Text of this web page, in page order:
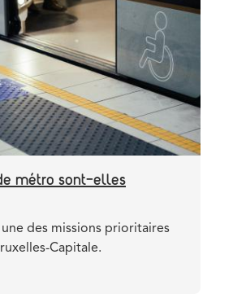
métro sont-elles
une des missions prioritaires
Capitale.